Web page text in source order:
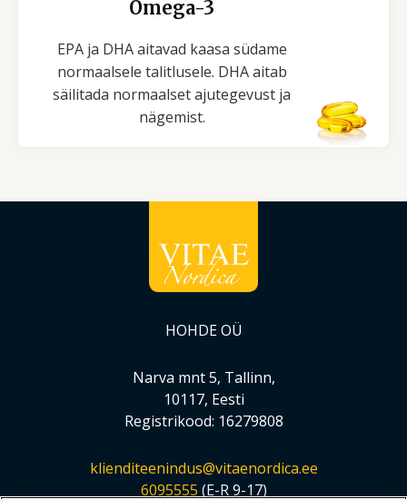
Omega-3
EPA ja DHA aitavad kaasa südame
normaalsele talitlusele. DHA aitab
säilitada normaalset ajutegevust ja
nägemist.
HOHDE OÜ
Narva mnt 5, Tallinn,
10117, Eesti
Registrikood: 16279808
klienditeenindus@vitaenordica.ee
6095555 (E-R 9-17)